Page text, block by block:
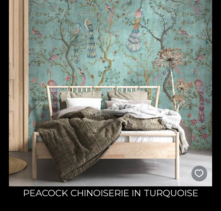
познакомиться с нашими коллекциями обоев для спальни. В
VLAdiLA вы найдёте множество вариантов для разных
стилей и получите помощь при выборе того самого
дизайна, который будет радовать вас каждый день.
Обычные обои в спальне действительно меняют всё. Вы
можете выбрать сдержанные artwork в нейтральных
оттенках для спокойного, расслабляющего пространства.
Или остановиться на эффектных рисунках, чтобы
полностью преобразить комнату. Решать вам!
Выберите премиальные обои
VLAdiLA для элегантного
оформления спальни
Любые обои для спальни из нашей коллекции созданы,
чтобы служить долго. Цвета и рисунки сохраняют
насыщенность даже после многих лет использования. Для
вас это — надёжная инвестиция и декор, который не
выходит из моды. Кроме того, вы можете выбрать
предпочитаемую текстуру, которая лучше всего подойдёт
вашему пространству и придаст желаемую элегантность. С
PEACOCK CHINOISERIE IN TURQUOISE